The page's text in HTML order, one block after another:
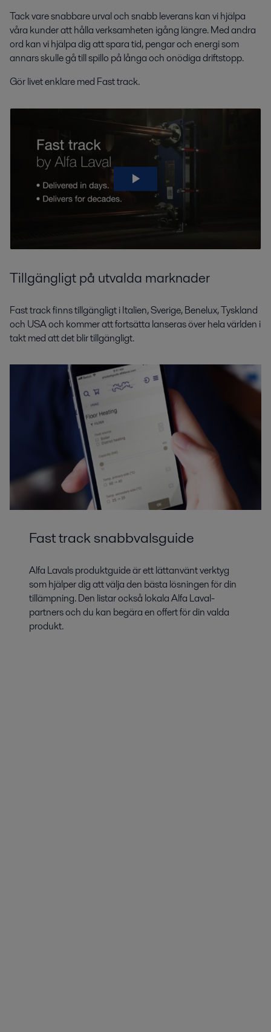
Tack vare snabbare urval och snabb leverans kan vi hjälpa
våra kunder att hålla verksamheten igång längre. Med andra
ord kan vi hjälpa dig att spara tid, pengar och energi som
annars skulle gå till spillo på långa och onödiga driftstopp.
Gör livet enklare med Fast track.
Tillgängligt på utvalda marknader
Fast track finns tillgängligt i Italien, Sverige, Benelux, Tyskland
och USA och kommer att fortsätta lanseras över hela världen i
takt med att det blir tillgängligt.
Fast track snabbvalsguide
Alfa Lavals produktguide är ett lättanvänt verktyg
som hjälper dig att välja den bästa lösningen för din
tillämpning. Den listar också lokala Alfa Laval-
partners och du kan begära en offert för din valda
produkt.